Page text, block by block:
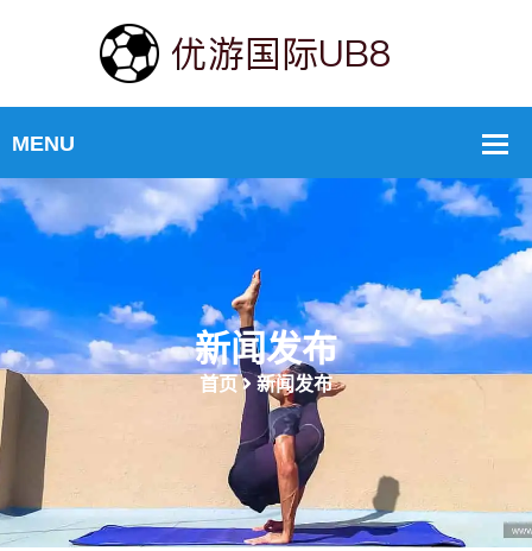
新闻发布
首页 新闻发布